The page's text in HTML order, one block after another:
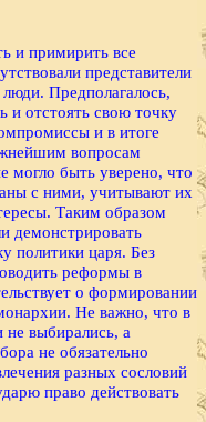
и примирить все
представители
Предполагалось,
и отстоять свою точку
и в итоге
вопросам
могло быть уверено, что
с ними, учитывают их
Таким образом
демонстрировать
политики царя. Без
реформы в
о формировании
Не важно, что в
не выбирались, а
не обязательно
разных сословий
право действовать